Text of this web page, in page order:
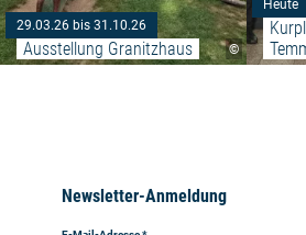
©
29.03.26 bis 31.10.26
Ausstellung Granitzhaus
Heute
Newsletter-Anmeldung